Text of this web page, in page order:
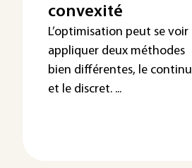
convexité
L’optimisation peut se voir
appliquer deux méthodes
bien différentes, le continu
et le discret. ...